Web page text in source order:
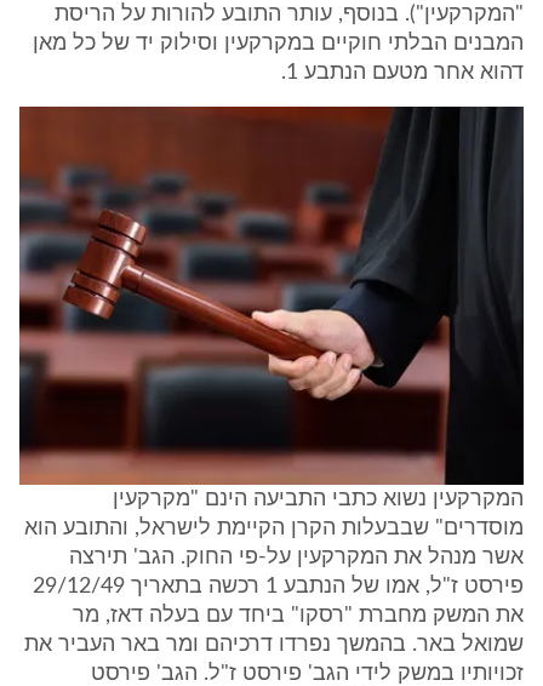
"המקרקעין"). בנוסף, עותר התובע להורות על הריסת
המבנים הבלתי חוקיים במקרקעין וסילוק יד של כל מאן
דהוא אחר מטעם הנתבע 1.
המקרקעין נשוא כתבי התביעה הינם "מקרקעין
מוסדרים" שבבעלות הקרן הקיימת לישראל, והתובע הוא
אשר מנהל את המקרקעין על-פי החוק. הגב' תירצה
פירסט ז"ל, אמו של הנתבע 1 רכשה בתאריך 29/12/49
את המשק מחברת "רסקו" ביחד עם בעלה דאז, מר
שמואל באר. בהמשך נפרדו דרכיהם ומר באר העביר את
זכויותיו במשק לידי הגב' פירסט ז"ל. הגב' פירסט